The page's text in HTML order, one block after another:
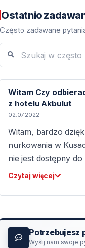
Ostatnio
Często zadawane
Witam Czy
z hotelu Akbulut
02.07.2022
Witam, bardzo
nurkowania w
nie jest dostępny
Kusadasi możemy
pozdrowieniami,
Czytaj więcej
Potrzebujesz
Wyślij nam swoje